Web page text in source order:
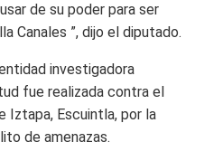
de su poder para ser
Canales ”, dijo el diputado.
investigadora
fue realizada contra el
Iztapa, Escuintla, por la
de amenazas.